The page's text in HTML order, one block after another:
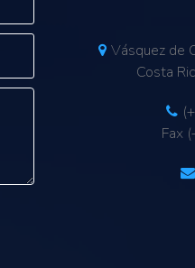
Vásquez de
Costa
Fax